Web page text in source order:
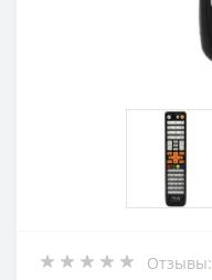
Отзывы: